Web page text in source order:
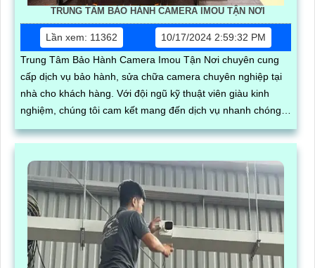
TRUNG TÂM BẢO HÀNH CAMERA IMOU TẬN NƠI
Lần xem: 11362
10/17/2024 2:59:32 PM
Trung Tâm Bảo Hành Camera Imou Tận Nơi chuyên cung
cấp dịch vụ bảo hành, sửa chữa camera chuyên nghiệp tại
nhà cho khách hàng. Với đội ngũ kỹ thuật viên giàu kinh
nghiệm, chúng tôi cam kết mang đến dịch vụ nhanh chóng,
chất lượng và hiệu quả